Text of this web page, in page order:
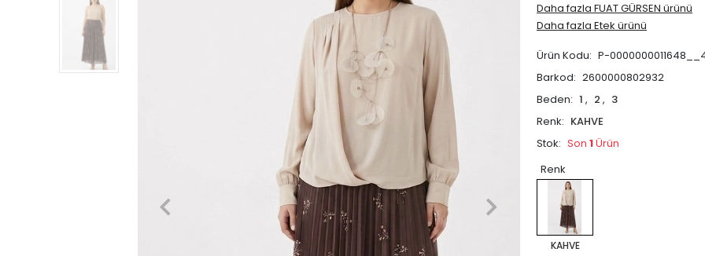
Daha fazla FUAT GÜRSEN ürünü
Daha fazla Etek ürünü
Ürün Kodu: P-
Barkod: 2600000802932
Beden: 1 , 2 , 3
Renk: KAHVE
Stok: Son 1Ürün
Renk
KAHVE